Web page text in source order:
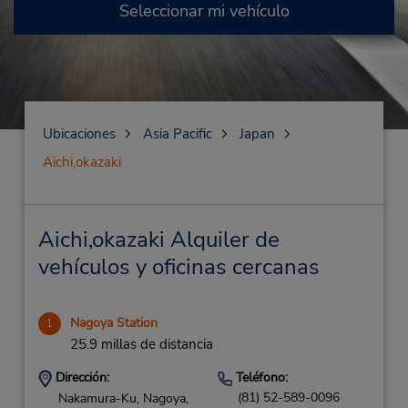
Seleccionar mi vehículo
Ubicaciones Asia Pacific
Japan
Aichi,okazaki
Aichi,okazaki Alquiler de
vehículos y oficinas cercanas
1 Nagoya Station
25.9 millas de distancia
Dirección:
Nakamura-Ku, Nagoya,
Teléfono:
(81) 52-589-0096